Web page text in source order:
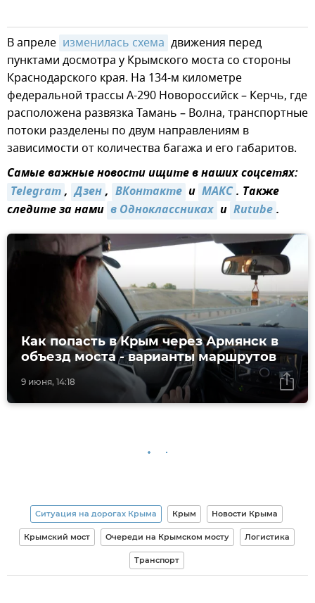
В апреле изменилась схема движения перед
пунктами досмотра у Крымского моста со стороны
Краснодарского края. На 134-м километре
федеральной трассы А-290 Новороссийск – Керчь, где
расположена развязка Тамань – Волна, транспортные
потоки разделены по двум направлениям в
зависимости от количества багажа и его габаритов.
Самые важные новости ищите в наших соцсетях:
Telegram, Дзен, ВКонтакте и МАКС. Также
следите за нами в Одноклассниках и Rutube.
9 июня, 14:18
Как попасть в Крым через Армянск в
объезд моста - варианты маршрутов
Ситуация на дорогах Крыма Крым Новости Крыма
Крымский мост Очереди на Крымском мосту Логистика
Транспорт